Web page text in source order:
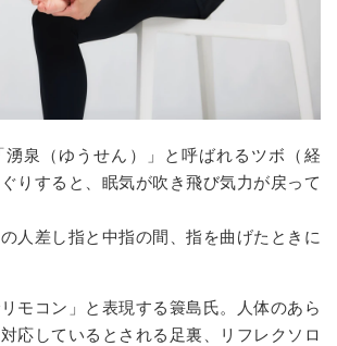
泉（ゆうせん）」と呼ばれるツボ（経
りすると、眠気が吹き飛び気力が戻って
人差し指と中指の間、指を曲げたときに
リモコン」と表現する簑島氏。人体のあら
応しているとされる足裏、リフレクソロ